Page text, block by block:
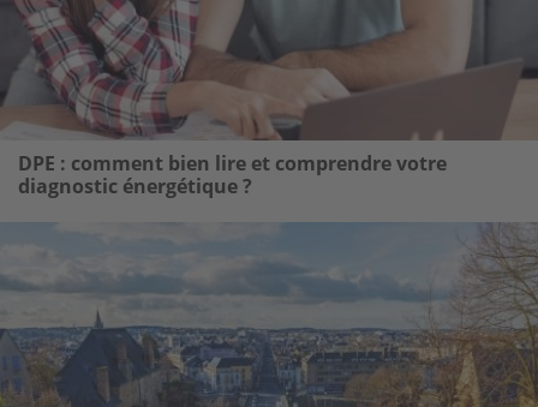
DPE : comment bien lire et comprendre votre
diagnostic énergétique ?